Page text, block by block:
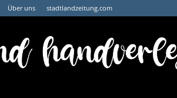
Über uns stadtlandzeitung.com